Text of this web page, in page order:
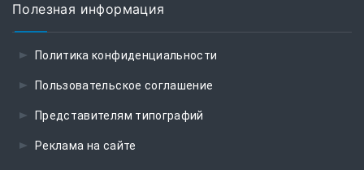
Полезная информация
Политика конфиденциальности
Пользовательское соглашение
Представителям типографий
Реклама на сайте